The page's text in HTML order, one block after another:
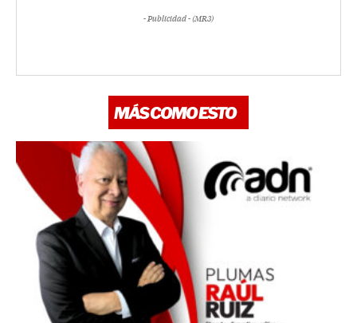
- Publicidad - (MR3)
MÁS COMO ESTO